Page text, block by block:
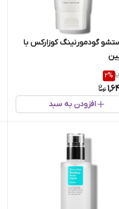
گودمورنینگ کوزارکس با
2%
افزودن به سبد